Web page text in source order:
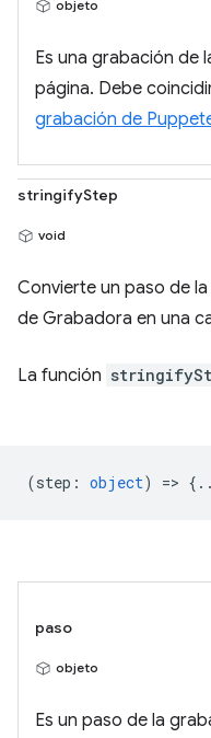
objeto
Es una grabación de
página. Debe
grabación de
stringifyStep
void
Convierte un paso de
de Grabadora en una
La función
(step : object) =>
paso
objeto
Es un paso de la